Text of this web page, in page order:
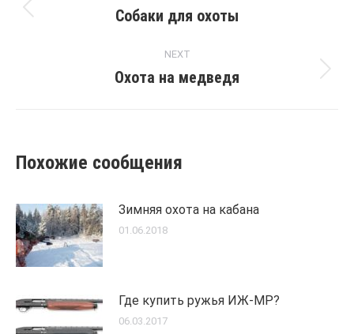
navigation
Previous
Собаки для охоты
NEXT
Next
Охота на медведя
Похожие сообщения
Зимняя охота на кабана
01.06.2018
Где купить ружья ИЖ-МР?
06.03.2017